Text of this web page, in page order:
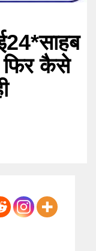
फिर कैसे